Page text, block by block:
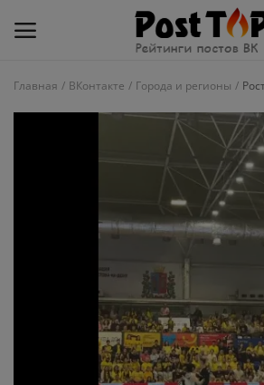
Статьи, обзоры
Главная ВКонтакте Города и регионы